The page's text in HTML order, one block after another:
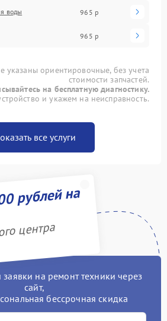
воды 965 р
965 р
указаны ориентировочные, без учета
стоимости запчастей.
на бесплатную диагностику.
и укажем на неисправность.
все услуги
рублей на
центра
на ремонт техники через
сайт,
бессрочная скидка